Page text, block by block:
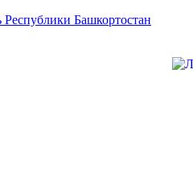
Республики Башкортостан